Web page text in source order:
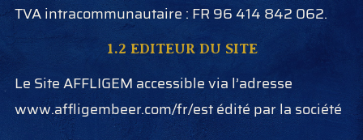
TVA intracommunautaire : FR 96 414 842 062.
1.2 EDITEUR DU SITE
Le Site AFFLIGEM accessible via l’adresse
www.affligembeer.com/fr/est édité par la société